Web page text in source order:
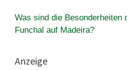
Was sind die Besonderheiten
Funchal auf Madeira?
Anzeige